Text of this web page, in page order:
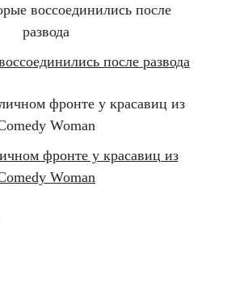
после развода
фронте у красавиц из
Woman